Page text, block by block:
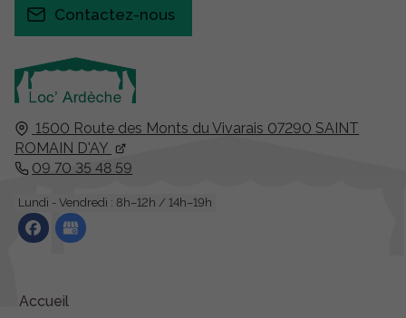
1500 Route des Monts du Vivarais 07290 SAINT
ROMAIN D'AY
09 70 35 48 59
Lundi - Vendredi : 8h–12h / 14h–19h
Accueil
Contactez-nous